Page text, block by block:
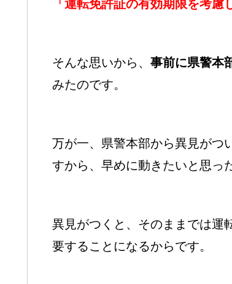
「運転免許証の有効期限を考
そんな思いから、 事前に県警本
みたのです。
万が一、県警本部から異見がつ
すから、早めに動きたいと思っ
異見がつくと、そのままでは運
要することになるからです。